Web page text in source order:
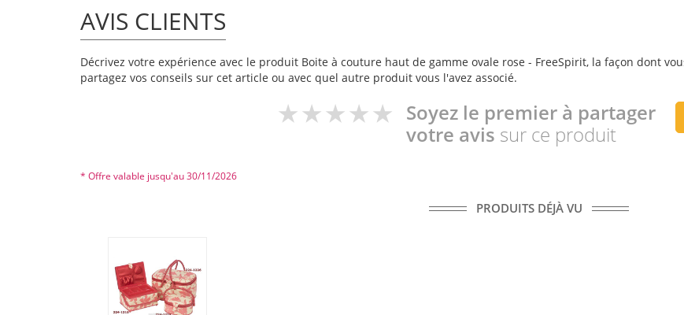
AVIS CLIENTS
Décrivez votre expérience avec le produit Boite à couture haut de gamme ovale rose - FreeSpirit, la façon dont
partagez vos conseils sur cet article ou avec quel autre produit vous l'avez associé.
Soyez le premier à partager
votre avis sur ce produit
* Offre valable jusqu'au 30/11/2026
PRODUITS DÉJÀ VU